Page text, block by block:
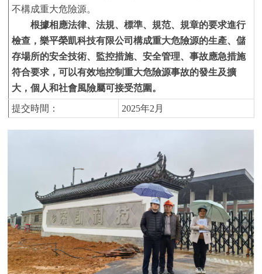
不構成重大危險源。
根據相應法律、法規、標準、規范、規章的要求進行
檢查， 樂平榮凱科技有限公司 構成重大危險源的生產、儲
存場所的安全技術、監控措施、安全管理、事故應急措施
符合要求，可以有效地控制重大危險源事故的發生及擴
大，個人和社會風險屬可接受范圍。
提交時間： 2025年2 月